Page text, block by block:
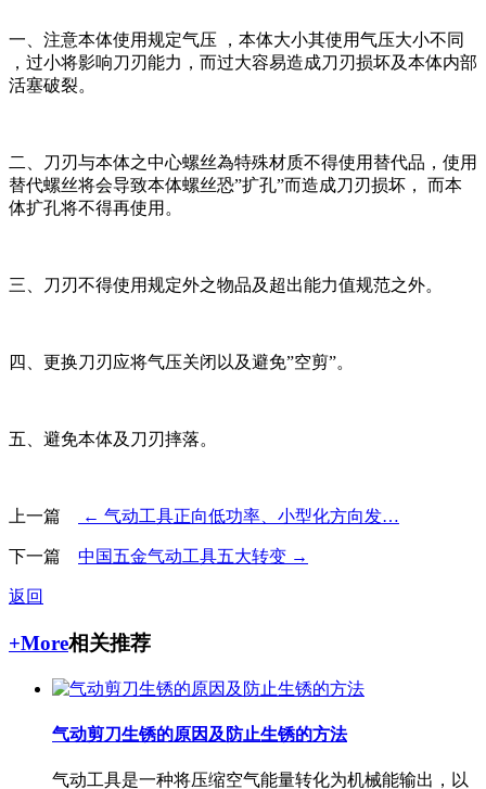
一、注意本体使用规定气压 ，本体大小其使用气压大小不同
，过小将影响刀刃能力，而过大容易造成刀刃损坏及本体内部
活塞破裂。
二、刀刃与本体之中心螺丝為特殊材质不得使用替代品，使用
替代螺丝将会导致本体螺丝恐”扩孔”而造成刀刃损坏， 而本
体扩孔将不得再使用。
三、刀刃不得使用规定外之物品及超出能力值规范之外。
四、更换刀刃应将气压关闭以及避免”空剪”。
五、避免本体及刀刃摔落。
上一篇 ← 气动工具正向低功率、小型化方向发…
下一篇 中国五金气动工具五大转变 →
返回
+More相关推荐
气动剪刀生锈的原因及防止生锈的方法
气动工具是一种将压缩空气能量转化为机械能输出，以